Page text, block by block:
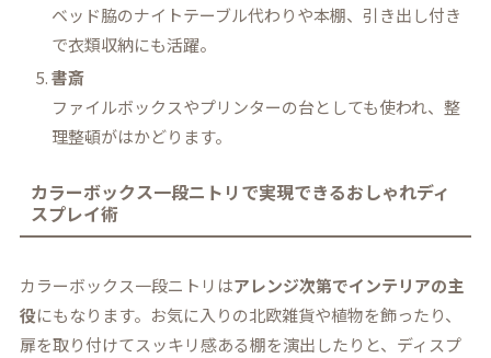
ベッド脇のナイトテーブル代わりや本棚、引き出し付き
で衣類収納にも活躍。
書斎
ファイルボックスやプリンターの台としても使われ、整
理整頓がはかどります。
カラーボックス一段ニトリで実現できるおしゃれディ
スプレイ術
カラーボックス一段ニトリはアレンジ次第でインテリアの主
役にもなります。お気に入りの北欧雑貨や植物を飾ったり、
扉を取り付けてスッキリ感ある棚を演出したりと、ディスプ